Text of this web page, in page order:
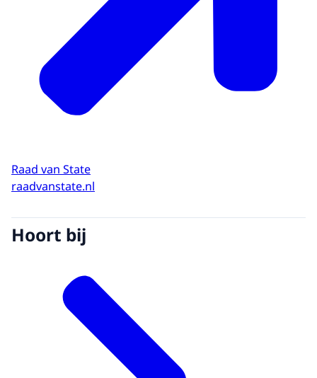
Raad van State
raadvanstate.nl
Hoort bij